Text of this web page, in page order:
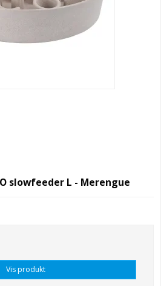
slowfeeder L - Merengue
Vis produkt